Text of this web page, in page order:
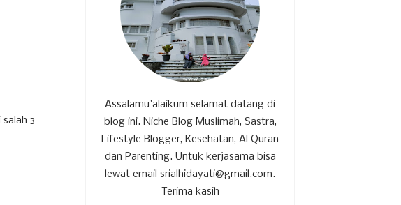
3
Assalamu'alaikum selamat datang di
blog ini. Niche Blog Muslimah, Sastra,
Lifestyle Blogger, Kesehatan, Al Quran
dan Parenting. Untuk kerjasama bisa
lewat email srialhidayati@gmail.com.
Terima kasih